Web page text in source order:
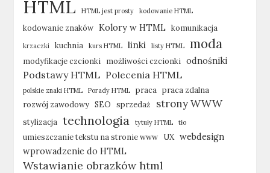
HTML HTML jest prosty kodowanie HTML
kodowanie znaków Kolory w HTML komunikacja
krzaczki kuchnia kurs HTML linki listy HTML moda
modyfikacje czcionki możliwości czcionki odnośniki
Podstawy HTML Polecenia HTML
polskie znaki HTML Porady HTML praca
praca zdalna
rozwój zawodowy SEO sprzedaż strony WWW
stylizacja technologia tytuły HTML tło
umieszczanie tekstu na stronie www UX webdesign
wprowadzenie do HTML
Wstawianie obrazków html